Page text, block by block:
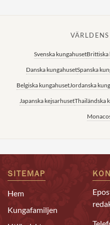
Svenska kungahusetBrittiska
Danska kungahusetSpanska
Belgiska kungahusetJordanska
Japanska kejsarhusetThailändska
SITEMAP
Hem
Kungafamiljen